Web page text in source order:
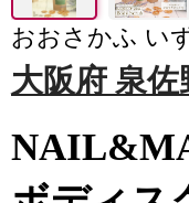
おおさかふ い
大阪府 泉佐